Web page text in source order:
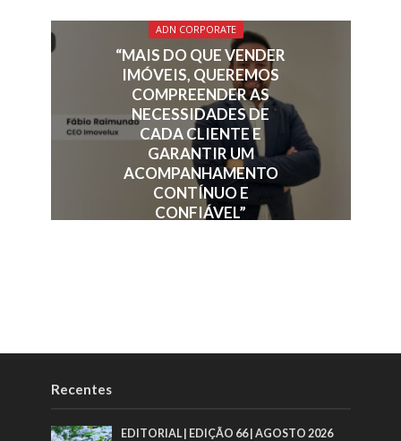
ADN CORPORATE
“MAIS DO QUE VENDER
IMÓVEIS, QUEREMOS
COMPREENDER AS
NECESSIDADES DE
CADA CLIENTE E
GARANTIR UM
ACOMPANHAMENTO
CONTÍNUO E
CONFIÁVEL”
Recentes
EDITORIAL | EDIÇÃO 66 | AGOSTO 2026